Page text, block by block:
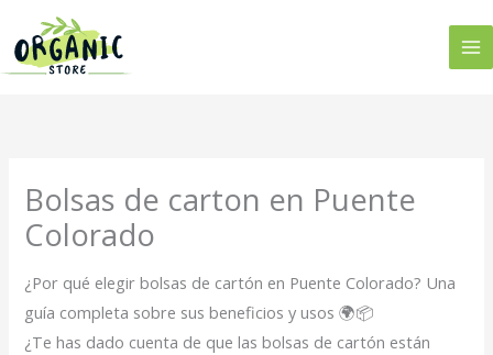
contenido
Bolsas de carton en Puente
Colorado
¿Por qué elegir bolsas de cartón en Puente Colorado? Una
guía completa sobre sus beneficios y usos 🌍📦
¿Te has dado cuenta de que las bolsas de cartón están